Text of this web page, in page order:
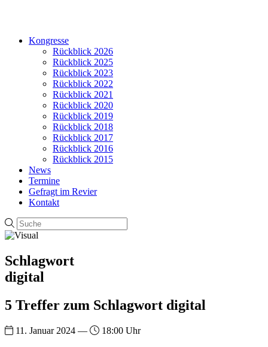
Kongresse
Rückblick 2026
Rückblick 2025
Rückblick 2023
Rückblick 2022
Rückblick 2021
Rückblick 2020
Rückblick 2019
Rückblick 2018
Rückblick 2017
Rückblick 2016
Rückblick 2015
News
Termine
Gefragt im Revier
Kontakt
Schlagwort
digital
5 Treffer zum Schlagwort digital
11. Januar 2024 — 18:00 Uhr